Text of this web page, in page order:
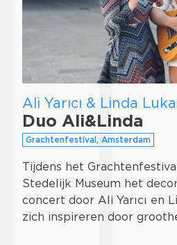
Ali Yarıcı & Linda
Duo Ali&Linda
Grachtenfestival, Amsterdam
Tijdens het
Stedelijk Museum het
concert door Ali Yarıcı en
zich inspireren door